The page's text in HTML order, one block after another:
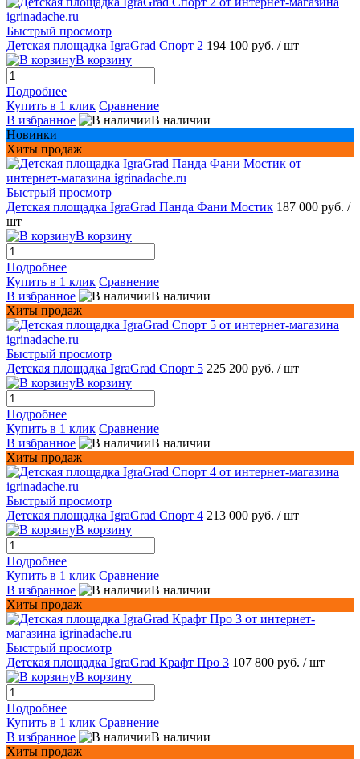
Быстрый просмотр
Детская площадка IgraGrad Спорт 2 194 100 руб. / шт
В корзину
Подробнее
Купить в 1 клик Сравнение
В избранное
В наличии
Новинки
Хиты продаж
Быстрый просмотр
Детская площадка IgraGrad Панда Фани Мостик 187 000 руб. /
шт
В корзину
Подробнее
Купить в 1 клик Сравнение
В избранное
В наличии
Хиты продаж
Быстрый просмотр
Детская площадка IgraGrad Спорт 5 225 200 руб. / шт
В корзину
Подробнее
Купить в 1 клик Сравнение
В избранное
В наличии
Хиты продаж
Быстрый просмотр
Детская площадка IgraGrad Спорт 4 213 000 руб. / шт
В корзину
Подробнее
Купить в 1 клик Сравнение
В избранное
В наличии
Хиты продаж
Быстрый просмотр
Детская площадка IgraGrad Крафт Про 3 107 800 руб. / шт
В корзину
Подробнее
Купить в 1 клик Сравнение
В избранное
В наличии
Хиты продаж